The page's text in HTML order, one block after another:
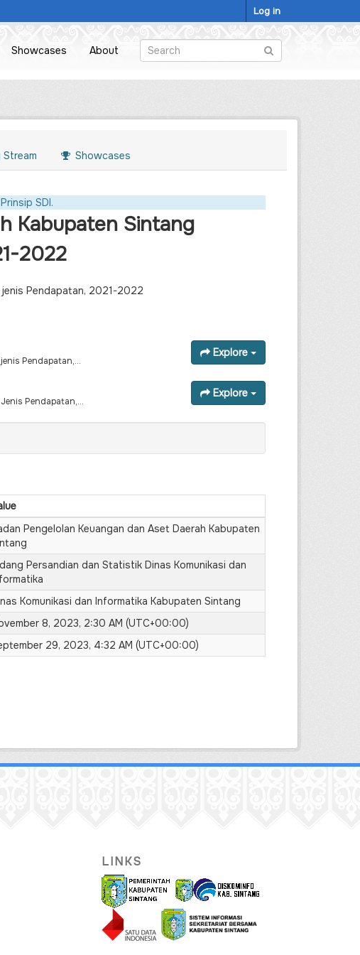
Log in
Showcases About
Showcases
SDI.
Kabupaten Sintang
2022
Pendapatan, 2021-2022
Pendapatan,...
Explore
Pendapatan,...
Explore
Pengelolan Keuangan dan Aset Daerah Kabupaten
Persandian dan Statistik Dinas Komunikasi dan
Komunikasi dan Informatika Kabupaten Sintang
8, 2023, 2:30 AM (UTC+00:00)
29, 2023, 4:32 AM (UTC+00:00)
LINKS